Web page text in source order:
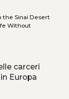
the Sinai Desert
Without
carceri
Europa